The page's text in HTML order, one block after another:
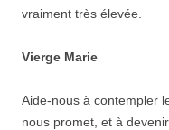
vraiment très élevée.
Vierge Marie
Aide-nous à contempler
nous promet, et à